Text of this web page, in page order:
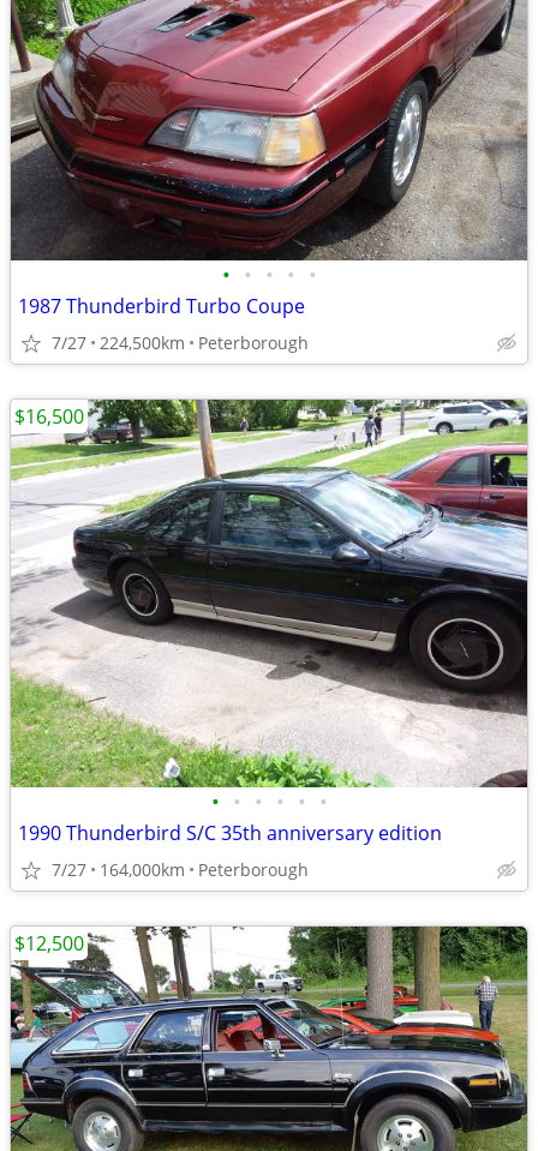
• • • • •
1987 Thunderbird Turbo Coupe
7/27 224,500km Peterborough
• • • • • •
1990 Thunderbird S/C 35th anniversary edition
7/27 164,000km Peterborough
$16,500
$12,500